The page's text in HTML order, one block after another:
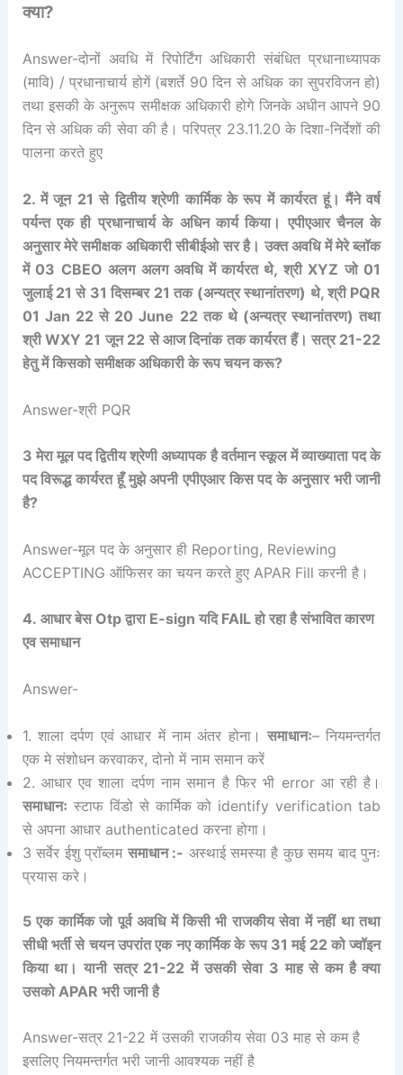
क्या?
Answer-दोनों अवधि में रिपोर्टिंग अधिकारी संबंधित प्रधानाध्यापक
(मावि) / प्रधानाचार्य होगें (बशर्ते 90 दिन से अधिक का सुपरविजन हो)
तथा इसकी के अनुरूप समीक्षक अधिकारी होगे जिनके अधीन आपने 90
दिन से अधिक की सेवा की है। परिपत्र 23.11.20 के दिशा-निर्देशों की
पालना करते हुए
2. में जून 21 से द्वितीय श्रेणी कार्मिक के रूप में कार्यरत हूं। मैंने वर्ष
पर्यन्त एक ही प्रधानाचार्य के अधिन कार्य किया। एपीएआर चैनल के
अनुसार मेरे समीक्षक अधिकारी सीबीईओ सर है। उक्त अवधि में मेरे ब्लॉक
में 03 CBEO अलग अलग अवधि में कार्यरत थे, श्री XYZ जो 01
जुलाई 21 से 31 दिसम्बर 21 तक (अन्यत्र स्थानांतरण) थे, श्री PQR
01 Jan 22 से 20 June 22 तक थे (अन्यत्र स्थानांतरण) तथा
श्री WXY 21 जून 22 से आज दिनांक तक कार्यरत हैं। सत्र 21-22
हेतु में किसको समीक्षक अधिकारी के रूप चयन करू?
Answer-श्री PQR
3 मेरा मूल पद द्वितीय श्रेणी अध्यापक है वर्तमान स्कूल में व्याख्याता पद के
पद विरूद्ध कार्यरत हूँ मुझे अपनी एपीएआर किस पद के अनुसार भरी जानी
है?
Answer-मूल पद के अनुसार ही Reporting, Reviewing
ACCEPTING ऑफिसर का चयन करते हुए APAR Fill करनी है।
4. आधार बेस Otp द्वारा E-sign यदि FAIL हो रहा है संभावित कारण
एव समाधान
Answer-
1. शाला दर्पण एवं आधार में नाम अंतर होना। समाधानः– नियमन्तर्गत
एक मे संशोधन करवाकर, दोनो में नाम समान करें
2. आधार एव शाला दर्पण नाम समान है फिर भी error आ रही है।
समाधानः स्टाफ विंडो से कार्मिक को identify verification tab
से अपना आधार authenticated करना होगा।
3 सर्वेर ईशु प्रॉब्लम समाधान :- अस्थाई समस्या है कुछ समय बाद पुनः
प्रयास करे।
5 एक कार्मिक जो पूर्व अवधि में किसी भी राजकीय सेवा में नहीं था तथा
सीधी भर्ती से चयन उपरांत एक नए कार्मिक के रूप 31 मई 22 को ज्वॉइन
किया था। यानी सत्र 21-22 में उसकी सेवा 3 माह से कम है क्या
उसको APAR भरी जानी है
Answer-सत्र 21-22 में उसकी राजकीय सेवा 03 माह से कम है
इसलिए नियमन्तर्गत भरी जानी आवश्यक नहीं है